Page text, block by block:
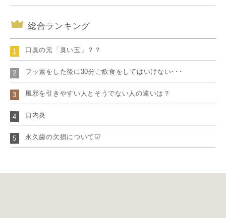
総合ランキング
1 口臭の元「臭い玉」？？
2 フッ素をした後に30分ご飲食をしてはいけない･･･
3 風邪を引きやすい人とそうでない人の違いは？
4 口内炎
5 永久歯の欠損について🦷